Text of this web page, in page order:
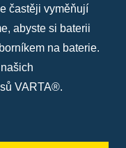
častěji vyměňují
abyste si baterii
na baterie.
VARTA®.